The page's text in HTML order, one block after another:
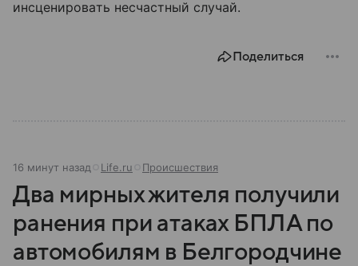
инсценировать несчастный случай.
Поделиться
16 минут назад Life.ru Происшествия
Два мирных жителя получили
ранения при атаках БПЛА по
автомобилям в Белгородчине